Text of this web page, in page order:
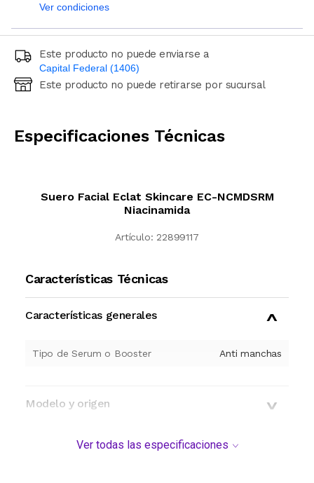
Ver condiciones
Este producto no puede enviarse a
Capital Federal (1406)
Ingresá código postal (sólo números)
Este producto no puede retirarse por sucursal
Especificaciones Técnicas
Suero Facial Eclat Skincare EC-NCMDSRM
Niacinamida
Artículo: 22899117
Características Técnicas
Características generales
Tipo de Serum o Booster Anti manchas
Modelo y origen
Ver todas las especificaciones